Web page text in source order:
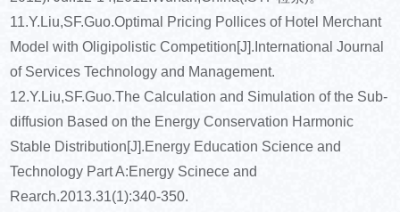
11.Y.Liu,SF.Guo.Optimal Pricing Pollices of Hotel Merchant
Model with Oligipolistic Competition[J].International Journal
of Services Technology and Management.
12.Y.Liu,SF.Guo.The Calculation and Simulation of the Sub-
diffusion Based on the Energy Conservation Harmonic
Stable Distribution[J].Energy Education Science and
Technology Part A:Energy Scinece and
Rearch.2013.31(1):340-350.